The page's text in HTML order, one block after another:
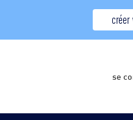
se